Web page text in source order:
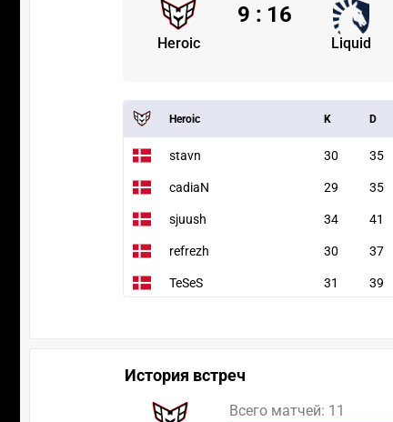
Heroic Liquid
9 : 16
Heroic K D
stavn 30 35
cadiaN 29 35
sjuush 34 41
refrezh 30 37
TeSeS 31 39
История встреч
Всего матчей: 11